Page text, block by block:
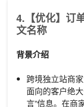
4.【优化】订
文名称
背景介绍
跨境独立站商
面向的客户绝
言”信息。在商